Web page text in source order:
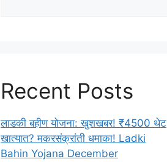
Recent Posts
लाडकी बहीण योजना: खुशखबर! ₹4500 थेट
खात्यात? मकरसंक्रांती धमाका! Ladki
Bahin Yojana December